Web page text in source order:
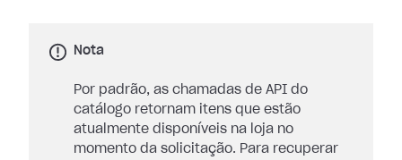
Nota
Por padrão, as chamadas de API do
catálogo retornam itens que estão
atualmente disponíveis na loja no
momento da solicitação. Para recuperar